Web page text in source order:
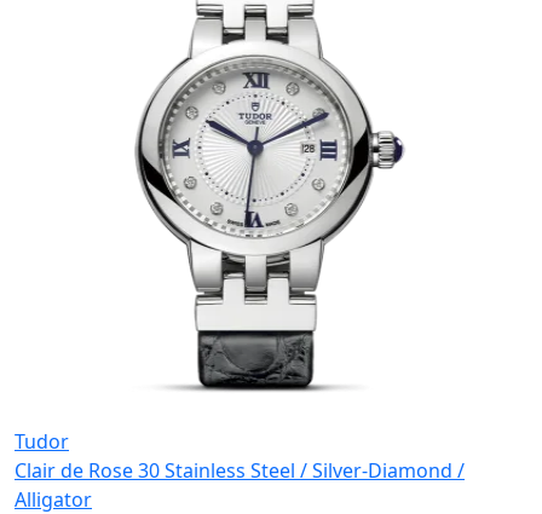
Tudor
Clair de Rose 30 Stainless Steel / Silver-Diamond /
Alligator